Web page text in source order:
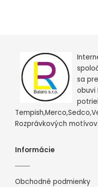
sa
obuvi
Rozprávkových motívov.
Informácie
Obchodné podmienky